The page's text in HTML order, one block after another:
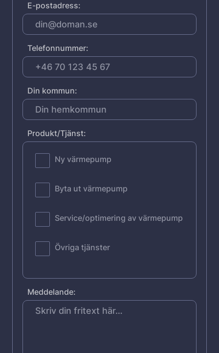
E-postadress:
Telefonnummer:
Din kommun:
Produkt/Tjänst:
Ny värmepump
Byta ut värmepump
Service/optimering av värmepump
Övriga tjänster
Meddelande: